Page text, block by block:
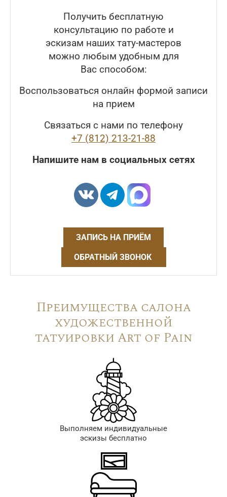
Получить бесплатную
консультацию по работе и
эскизам наших тату-мастеров
можно любым удобным для
Вас способом:
Воспользоваться онлайн формой записи
на прием
Связаться с нами по телефону
+7 (812) 213-21-88
Напишите нам в социальных сетях
ЗАПИСЬ НА ПРИЁМ
ОБРАТНЫЙ ЗВОНОК
Преимущества салона
художественной
татуировки Art of Pain
Выполняем индивидуальные
эскизы бесплатно